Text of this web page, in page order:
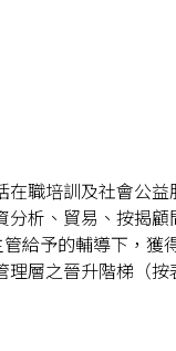
職培訓及社會公
析、貿易、按揭
給予的輔導下，獲
層之晉升階梯（